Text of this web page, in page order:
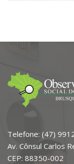
Telefone: (47)
Av. Cônsul Carlos
CEP: 88350-002